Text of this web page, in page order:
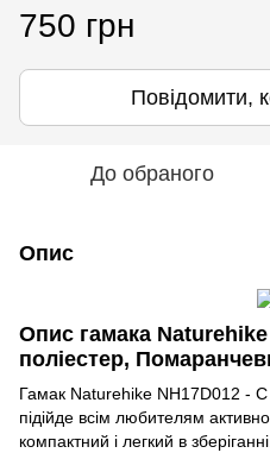
750 грн
Повідомити,
До обраного
Опис
Опис гамака
поліестер,
Гамак Naturehike NH17D012 -
підійде всім любителям
компактний і легкий в